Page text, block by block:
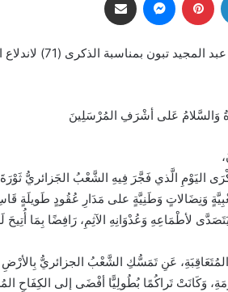
وَالسَّلامُ عَلى أشْرَفِ المُرْسَلِينَ
اليَوْمِ الَّذي فَجَّرَ فِيهِ الشَّعْبُ الجَزائريُّ ثَوْرَةَ
وَنِضَالاتٍ وَطَنِيَّةٍ على مَدَارِ عُقُودٍ طَويلَةٍ
لأطْمَاعِهِ وَعُدْوَانِهِ الآثِمِ، رَافِضًا بِمَا
عَنِ تَمَسُّكِ الشَّعْبُ الجزائريُّ بِالأرْضِ
وَكَانَتْ تَراكُمًا بُطُولِيًّا أفْضَى إلى الكِفَاحِ